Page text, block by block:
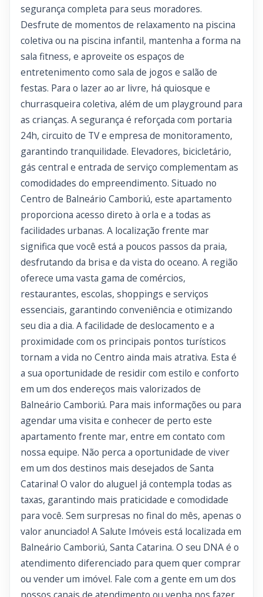
segurança completa para seus moradores.
Desfrute de momentos de relaxamento na piscina
coletiva ou na piscina infantil, mantenha a forma na
sala fitness, e aproveite os espaços de
entretenimento como sala de jogos e salão de
festas. Para o lazer ao ar livre, há quiosque e
churrasqueira coletiva, além de um playground para
as crianças. A segurança é reforçada com portaria
24h, circuito de TV e empresa de monitoramento,
garantindo tranquilidade. Elevadores, bicicletário,
gás central e entrada de serviço complementam as
comodidades do empreendimento. Situado no
Centro de Balneário Camboriú, este apartamento
proporciona acesso direto à orla e a todas as
facilidades urbanas. A localização frente mar
significa que você está a poucos passos da praia,
desfrutando da brisa e da vista do oceano. A região
oferece uma vasta gama de comércios,
restaurantes, escolas, shoppings e serviços
essenciais, garantindo conveniência e otimizando
seu dia a dia. A facilidade de deslocamento e a
proximidade com os principais pontos turísticos
tornam a vida no Centro ainda mais atrativa. Esta é
a sua oportunidade de residir com estilo e conforto
em um dos endereços mais valorizados de
Balneário Camboriú. Para mais informações ou para
agendar uma visita e conhecer de perto este
apartamento frente mar, entre em contato com
nossa equipe. Não perca a oportunidade de viver
em um dos destinos mais desejados de Santa
Catarina! O valor do aluguel já contempla todas as
taxas, garantindo mais praticidade e comodidade
para você. Sem surpresas no final do mês, apenas o
valor anunciado! A Salute Imóveis está localizada em
Balneário Camboriú, Santa Catarina. O seu DNA é o
atendimento diferenciado para quem quer comprar
ou vender um imóvel. Fale com a gente em um dos